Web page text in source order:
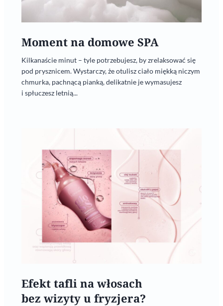
Moment na domowe SPA
Kilkanaście minut – tyle potrzebujesz, by zrelaksować się
pod prysznicem. Wystarczy, że otulisz ciało miękką niczym
chmurka, pachnącą pianką, delikatnie je wymasujesz
i spłuczesz letnią...
Efekt tafli na włosach
bez wizyty u fryzjera?